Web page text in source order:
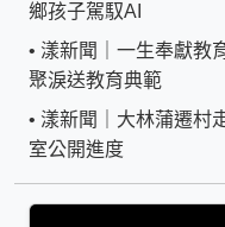
鄉孩子駕馭AI
• 漾新聞｜一生奉獻
聚淚送教育典範
• 漾新聞｜大林蒲遷
室公開進度